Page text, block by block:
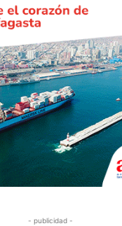
- publicidad -